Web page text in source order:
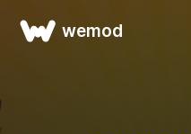
wemod